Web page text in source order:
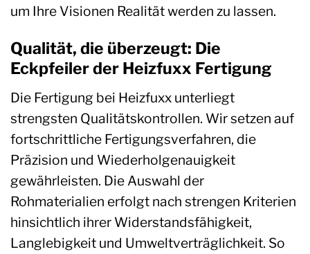
um Ihre Visionen Realität werden zu lassen.
Qualität, die überzeugt: Die
Eckpfeiler der Heizfuxx Fertigung
Die Fertigung bei Heizfuxx unterliegt
strengsten Qualitätskontrollen. Wir setzen auf
fortschrittliche Fertigungsverfahren, die
Präzision und Wiederholgenauigkeit
gewährleisten. Die Auswahl der
Rohmaterialien erfolgt nach strengen Kriterien
hinsichtlich ihrer Widerstandsfähigkeit,
Langlebigkeit und Umweltverträglichkeit. So